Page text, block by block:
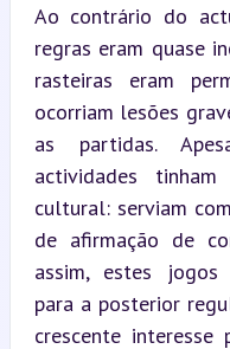
Ao contrário do
regras eram quase
rasteiras eram
ocorriam lesões
as partidas.
actividades
cultural: serviam
de afirmação de
assim, estes jogos
para a posterior
crescente